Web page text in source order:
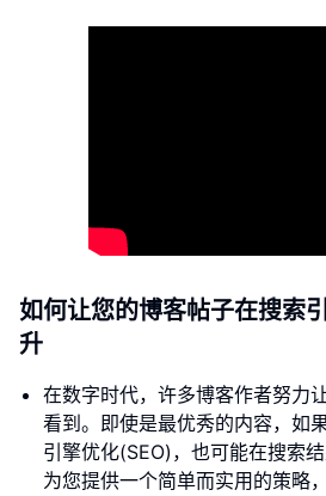
如何让您的博客帖子在搜索
升
在数字时代，许多博客作者努力
看到。即使是最优秀的内容，如
引擎优化(SEO)，也可能在搜索
为您提供一个简单而实用的策略